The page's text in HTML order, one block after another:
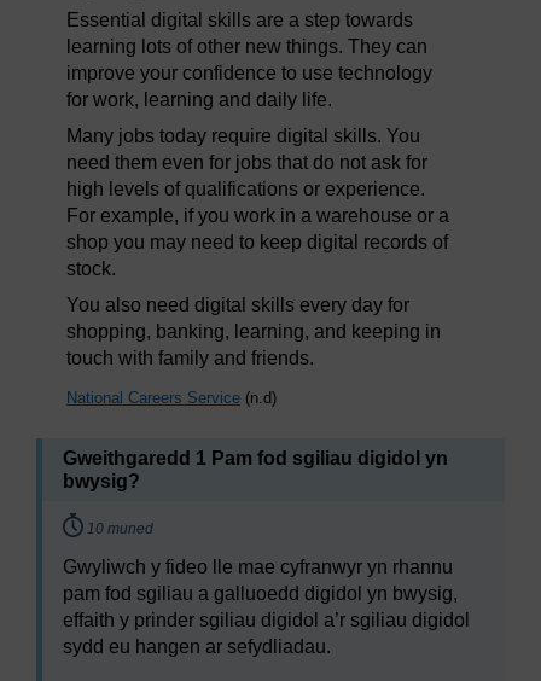
Essential digital skills are a step towards
learning lots of other new things. They can
improve your confidence to use technology
for work, learning and daily life.
Many jobs today require digital skills. You
need them even for jobs that do not ask for
high levels of qualifications or experience.
For example, if you work in a warehouse or a
shop you may need to keep digital records of
stock.
You also need digital skills every day for
shopping, banking, learning, and keeping in
touch with family and friends.
National Careers Service (n.d)
Gweithgaredd 1 Pam fod sgiliau digidol yn
bwysig?
Timing:
10 muned
Gwyliwch y fideo lle mae cyfranwyr yn rhannu
pam fod sgiliau a galluoedd digidol yn bwysig,
effaith y prinder sgiliau digidol a’r sgiliau digidol
sydd eu hangen ar sefydliadau.